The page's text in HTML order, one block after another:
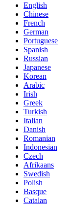
English
Chinese
French
German
Portuguese
Spanish
Russian
Japanese
Korean
Arabic
Irish
Greek
Turkish
Italian
Danish
Romanian
Indonesian
Czech
Afrikaans
Swedish
Polish
Basque
Catalan